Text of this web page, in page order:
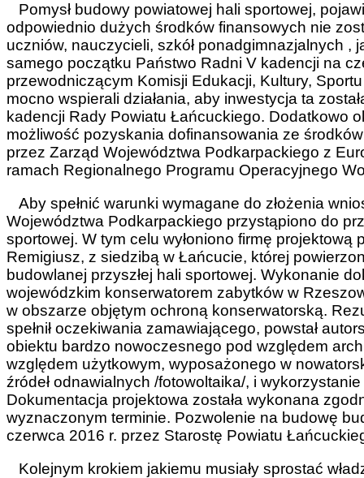
Pomysł budowy powiatowej hali sportowej,
odpowiednio dużych środków finansowych nie
uczniów, nauczycieli, szkół ponadgimnazjalnych ,
samego początku Państwo Radni V kadencji na
przewodniczącym Komisji Edukacji, Kultury,
mocno wspierali działania, aby inwestycja ta
kadencji Rady Powiatu Łańcuckiego. Dodatkowo
możliwość pozyskania dofinansowania ze
przez Zarząd Województwa Podkarpackiego z
ramach Regionalnego Programu Operacyjnego
Aby spełnić warunki wymagane do złożenia
Województwa Podkarpackiego przystąpiono do
sportowej. W tym celu wyłoniono firmę projektową
Remigiusz, z siedzibą w Łańcucie, której
budowlanej przyszłej hali sportowej. Wykonanie
wojewódzkim konserwatorem zabytków w
w obszarze objętym ochroną konserwatorską.
spełnił oczekiwania zamawiającego, powstał
obiektu bardzo nowoczesnego pod względem
względem użytkowym, wyposażonego w
źródeł odnawialnych /fotowoltaika/, i
Dokumentacja projektowa została wykonana
wyznaczonym terminie. Pozwolenie na budowę
czerwca 2016 r. przez Starostę Powiatu
Kolejnym krokiem jakiemu musiały sprostać